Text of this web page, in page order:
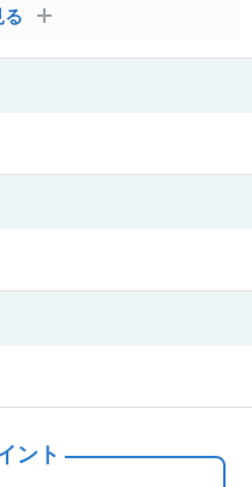
る
ント